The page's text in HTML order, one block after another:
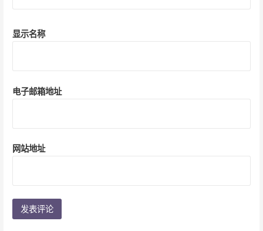
显示名称
电子邮箱地址
网站地址